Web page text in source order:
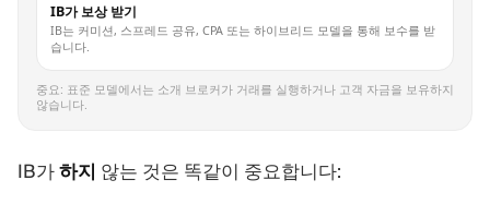
IB가 보상 받기
IB는 커미션, 스프레드 공유, CPA 또는 하이브리드 모델을 통해 보수를 받
습니다.
중요: 표준 모델에서는 소개 브로커가 거래를 실행하거나 고객 자금을 보유하지
않습니다.
IB가하지 않는 것은 똑같이 중요합니다: